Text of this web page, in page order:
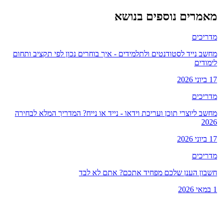
נוספים בנושא
נייד לסטודנטים ולתלמידים - איך בוחרים נכון לפי תקציב ותחום
ליוצרי תוכן ועריכת וידאו - נייד או נייח? המדריך המלא לבחירה
הענן שלכם מפחיד אתכם? אתם לא לבד